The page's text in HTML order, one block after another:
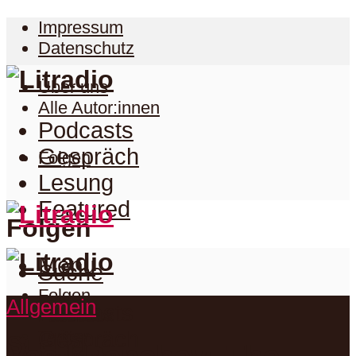
Impressum
Datenschutz
Über uns
Alle Autor:innen
Folgen
Folgen
Folgen
Facebook
Podcasts
Gespräch
Lesung
Featured
Menu
Suche
Podcasts
Allgemein